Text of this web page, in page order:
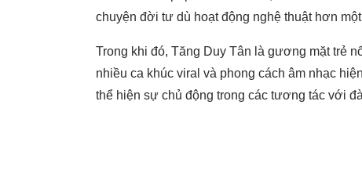
chuyện đời tư dù hoạt động nghệ thuật hơn
Trong khi đó, Tăng Duy Tân là gương mặt trẻ
nhiều ca khúc viral và phong cách âm nhạc
thể hiện sự chủ động trong các tương tác với